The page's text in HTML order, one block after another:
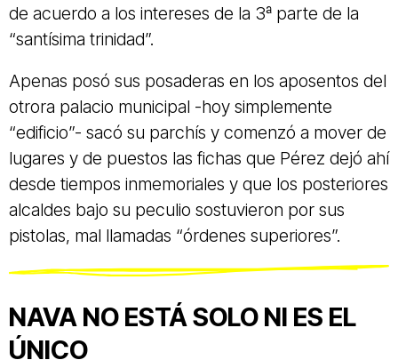
de acuerdo a los intereses de la 3ª parte de la
“santísima trinidad”.
Apenas posó sus posaderas en los aposentos del
otrora palacio municipal -hoy simplemente
“edificio”- sacó su parchís y comenzó a mover de
lugares y de puestos las fichas que Pérez dejó ahí
desde tiempos inmemoriales y que los posteriores
alcaldes bajo su peculio sostuvieron por sus
pistolas, mal llamadas “órdenes superiores”.
NAVA NO ESTÁ SOLO NI ES EL
ÚNICO